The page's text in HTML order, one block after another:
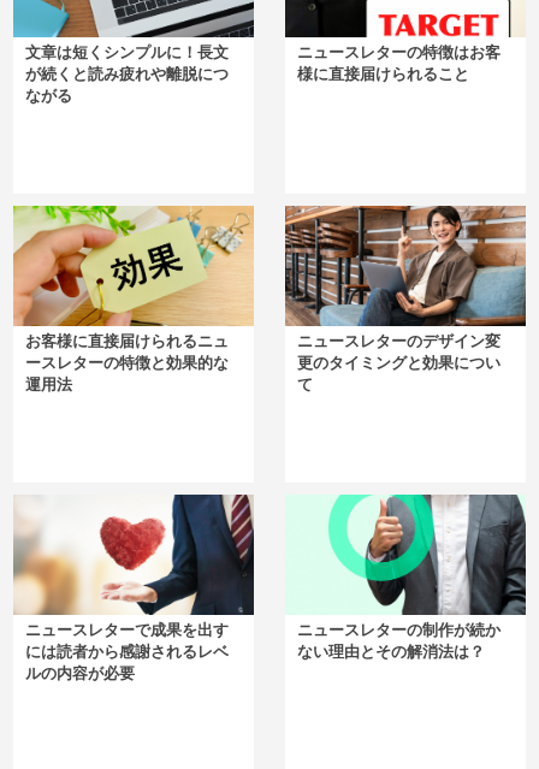
文章は短くシンプルに！長文
が続くと読み疲れや離脱につ
ながる
ニュースレターの特徴はお客
様に直接届けられること
お客様に直接届けられるニュ
ースレターの特徴と効果的な
運用法
ニュースレターのデザイン変
更のタイミングと効果につい
て
ニュースレターで成果を出す
には読者から感謝されるレベ
ルの内容が必要
ニュースレターの制作が続か
ない理由とその解消法は？